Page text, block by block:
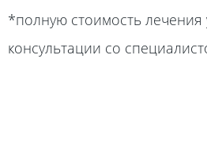
*полную стоимость лечения
консультации со